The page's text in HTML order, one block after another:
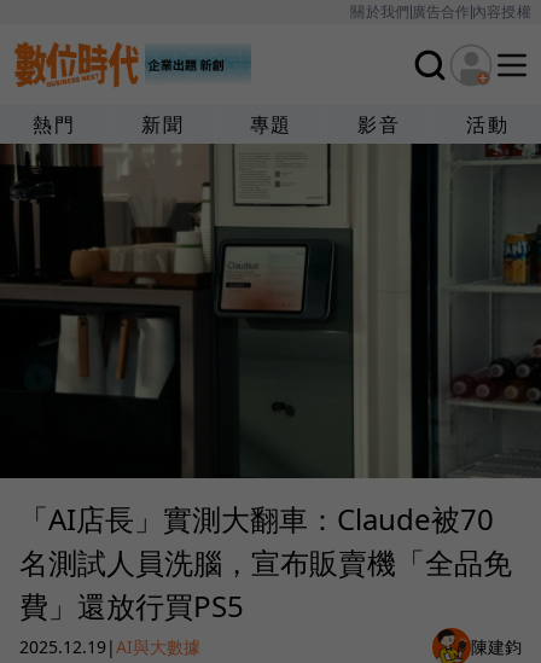
關於我們廣告合作內容授權
熱門 新聞 專題 影音 活動
「AI店長」實測大翻車：Claude被70
名測試人員洗腦，宣布販賣機「全品免
費」還放行買PS5
2025.12.19|AI與大數據 陳建鈞